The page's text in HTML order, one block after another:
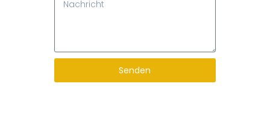
Senden